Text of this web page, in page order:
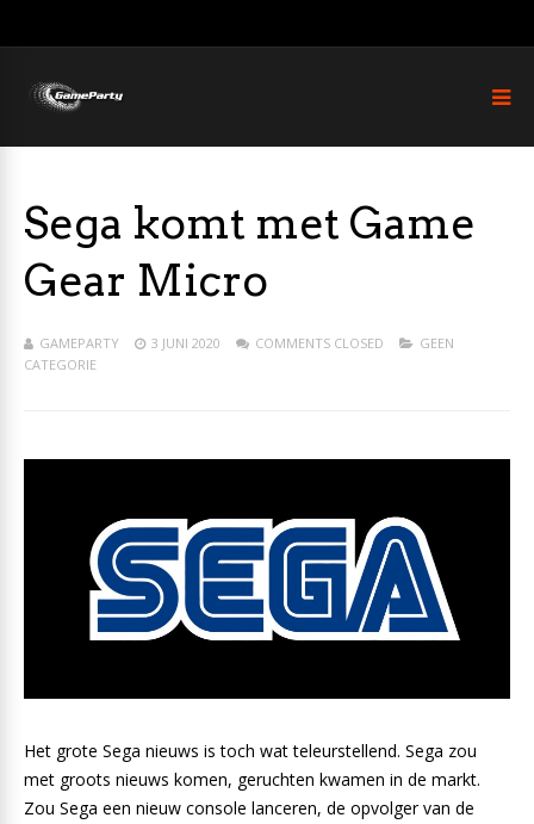
Sega komt met Game
Gear Micro
GAMEPARTY 3 JUNI 2020 COMMENTS CLOSED
GEEN
CATEGORIE
Het grote Sega nieuws is toch wat teleurstellend. Sega zou
met groots nieuws komen, geruchten kwamen in de markt.
Zou Sega een nieuw console lanceren, de opvolger van de